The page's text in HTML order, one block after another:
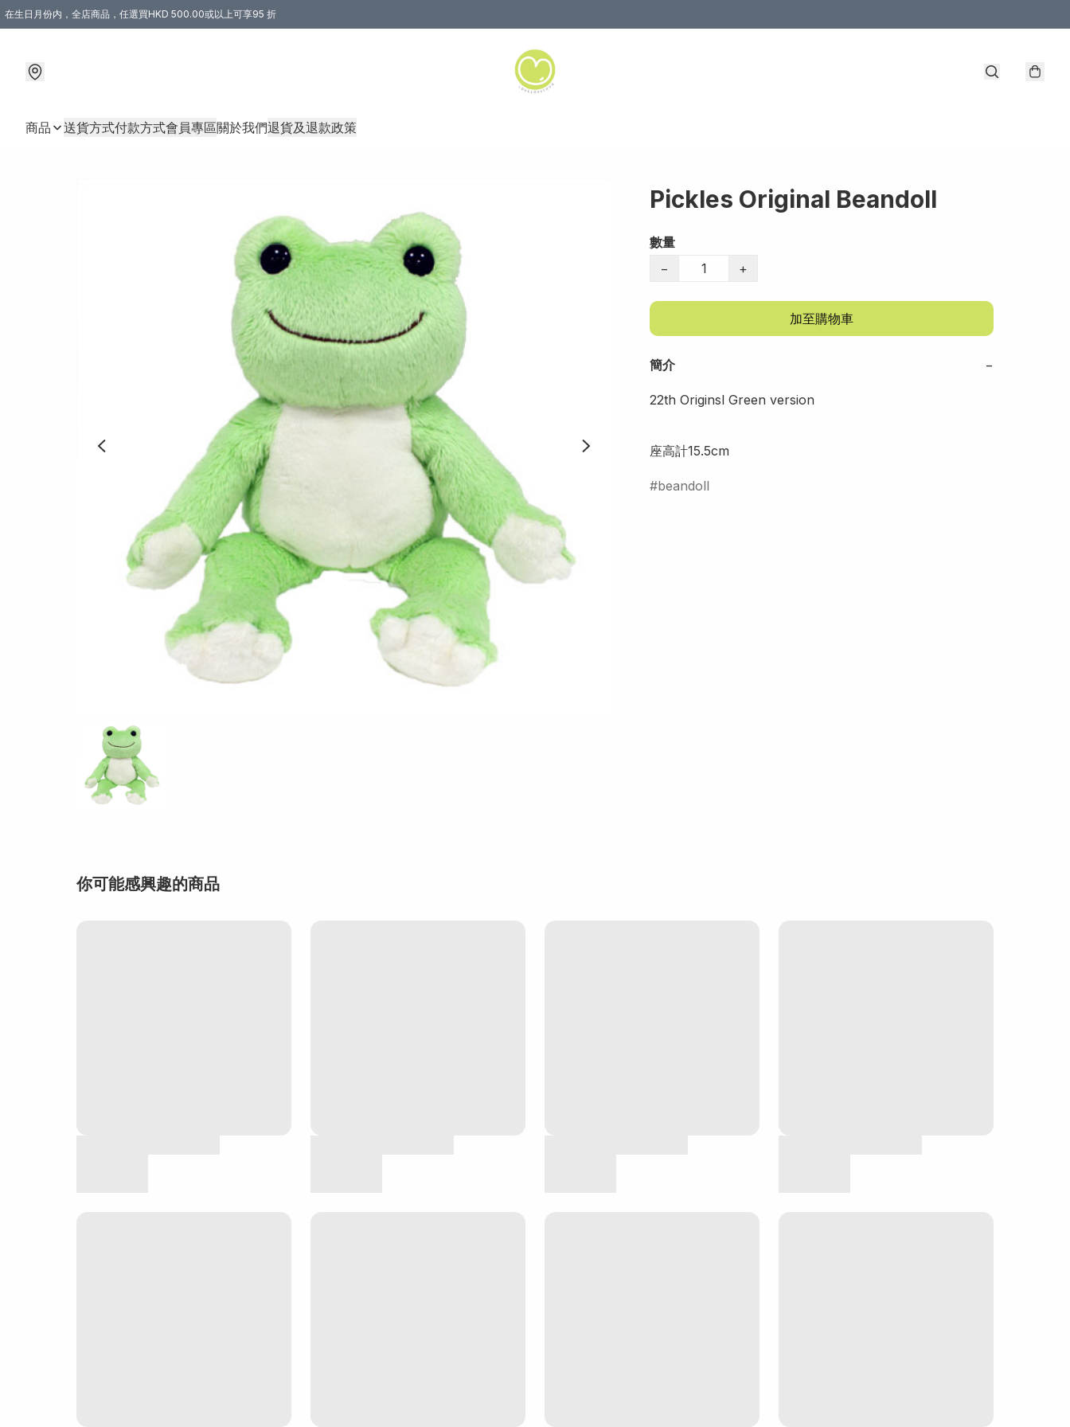
在生日月份内，全店商品，任選買HKD 500.00或以上可享95 折
商品 送貨方式付款方式會員專區關於我們退貨及退款政策
Pickles Original Beandoll
數量
−
+
加至購物車
簡介 −
22th Originsl Green version
座高計15.5cm
beandoll
你可能感興趣的商品